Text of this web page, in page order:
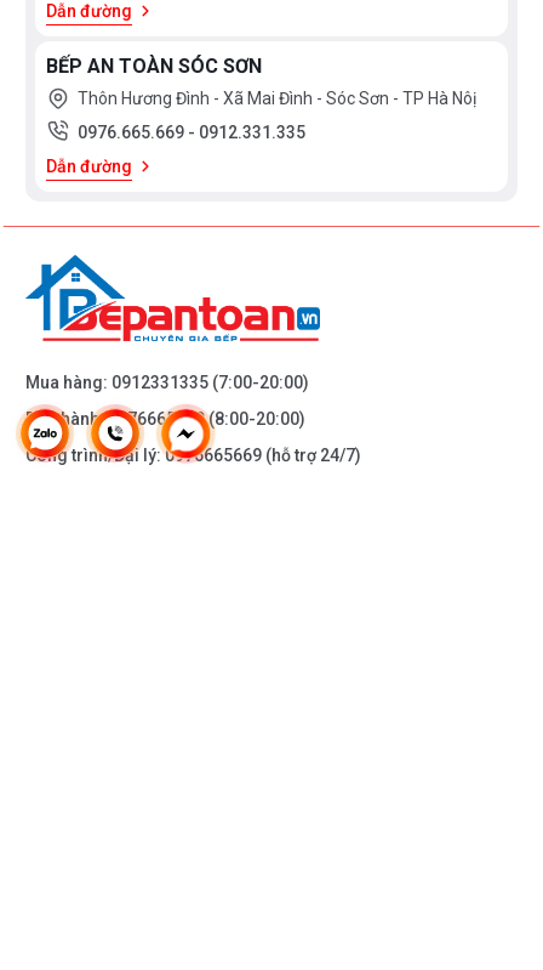
như các sản thiết bị phòng tắm và thiết bị nhà bếp
vui lòng liên hệ với chúng tôi theo
0976665669 - 0912331335hoặc trực tiếp địa chỉ
hệ thống củaBếp an toànđể được tư vấn tốt nhất
từ các nhân viên bán hàng của chúng tôi!
Dẫn đường
BẾP AN TOÀN SÓC SƠN
Thôn Hương Đình - Xã Mai Đình - Sóc Sơn - TP Hà Nôị
0976.665.669 - 0912.331.335
Dẫn đường
Mua hàng: 0912331335 (7:00-20:00)
Bảo hành:0976665669(8:00-20:00)
Công trình/Đại lý:0976665669 (hỗ trợ 24/7)